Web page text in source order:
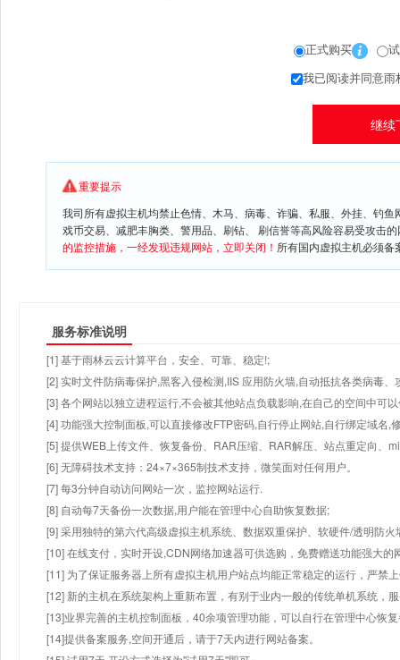
正式购买
我已阅读并同意雨
重要提示
我司所有虚拟主机均禁止色情、木马、病毒、诈骗、私服、外挂、钓
戏币交易、减肥丰胸类、警用品、刷钻、 刷信誉等高风险容易受攻击
的监控措施，一经发现违规网站，立即关闭！ 所有国内虚拟主机必须备
服务标准说明
[1] 基于雨林云云计算平台，安全、可靠、稳定!;
[2] 实时文件防病毒保护,黑客入侵检测,IIS 应用防火墙,自动抵抗各类病毒、
[3] 各个网站以独立进程运行,不会被其他站点负载影响,在自己的空间中可
[4] 功能强大控制面板,可以直接修改FTP密码,自行停止网站,自行绑定域名,
[5] 提供WEB上传文件、恢复备份、RAR压缩、RAR解压、站点重定向、
[6] 无障碍技术支持：24×7×365制技术支持，微笑面对任何用户。
[7] 每3分钟自动访问网站一次，监控网站运行.
[8] 自动每7天备份一次数据,用户能在管理中心自助恢复数据;
[9] 采用独特的第六代高级虚拟主机系统、数据双重保护、软硬件/透明防火
[10] 在线支付，实时开设,CDN网络加速器可供选购，免费赠送功能强大
[11] 为了保证服务器上所有虚拟主机用户站点均能正常稳定的运行，严禁
[12] 新的主机在系统架构上重新布置，有别于业内一般的传统单机系统，
[13]业界完善的主机控制面板，40余项管理功能，可以自行在管理中心恢
[14]提供备案服务,空间开通后，请于7天内进行网站备案。